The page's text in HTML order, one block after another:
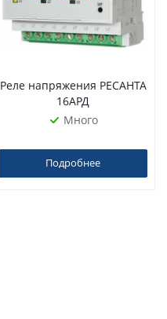
Реле напряжения РЕСАНТА
16АРД
Много
Подробнее